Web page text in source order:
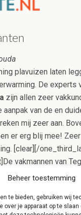
Beheer toestemming
te bieden, gebruiken wij
over je apparaat op te
plavuizen laten
De experts
zijn allen zeer
van de en
mij zeer aan.
er erg blij mee!
[clear][/
vakmannen van
wijze voor u
ons verzekerd van
uw belangen